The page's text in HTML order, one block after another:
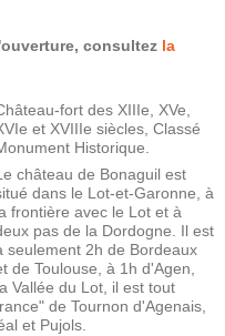
consultez la
fort des XIIIe, XVe,
et XVIIIe siècles, Classé
Historique.
château de Bonaguil est
dans le Lot-et-Garonne, à
frontière avec le Lot et à
pas de la Dordogne. Il est
seulement 2h de Bordeaux
de Toulouse, à 1h d'Agen,
Vallée du Lot, il est tout
de Tournon d'Agenais,
et Pujols.